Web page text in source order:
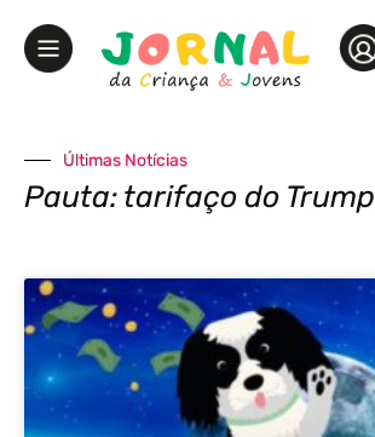
Últimas Notícias
Pauta: tarifaço do Trump